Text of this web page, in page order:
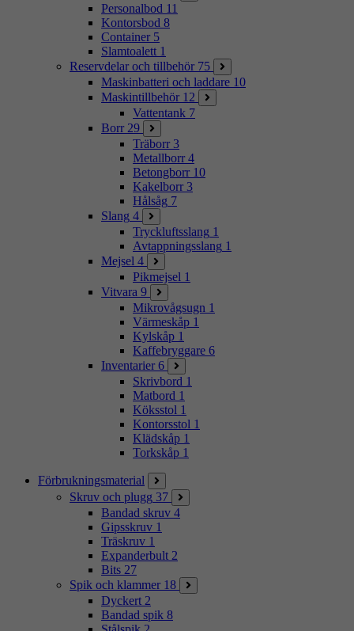
Personalbod 11
Kontorsbod 8
Container 5
Slamtoalett 1
Reservdelar och tillbehör 75
Maskinbatteri och laddare 10
Maskintillbehör 12
Vattentank 7
Borr 29
Träborr 3
Metallborr 4
Betongborr 10
Kakelborr 3
Hålsåg 7
Slang 4
Tryckluftsslang 1
Avtappningsslang 1
Mejsel 4
Pikmejsel 1
Vitvara 9
Mikrovågsugn 1
Värmeskåp 1
Kylskåp 1
Kaffebryggare 6
Inventarier 6
Skrivbord 1
Matbord 1
Köksstol 1
Kontorsstol 1
Klädskåp 1
Torkskåp 1
Förbrukningsmaterial
Skruv och plugg 37
Bandad skruv 4
Gipsskruv 1
Träskruv 1
Expanderbult 2
Bits 27
Spik och klammer 18
Dyckert 2
Bandad spik 8